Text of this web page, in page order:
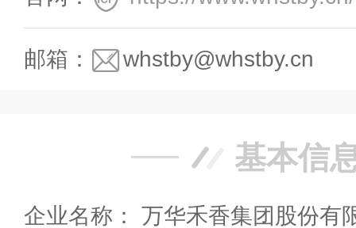
邮箱： whstby@whstby.cn
基本信
企业名称： 万华禾香集团股份有